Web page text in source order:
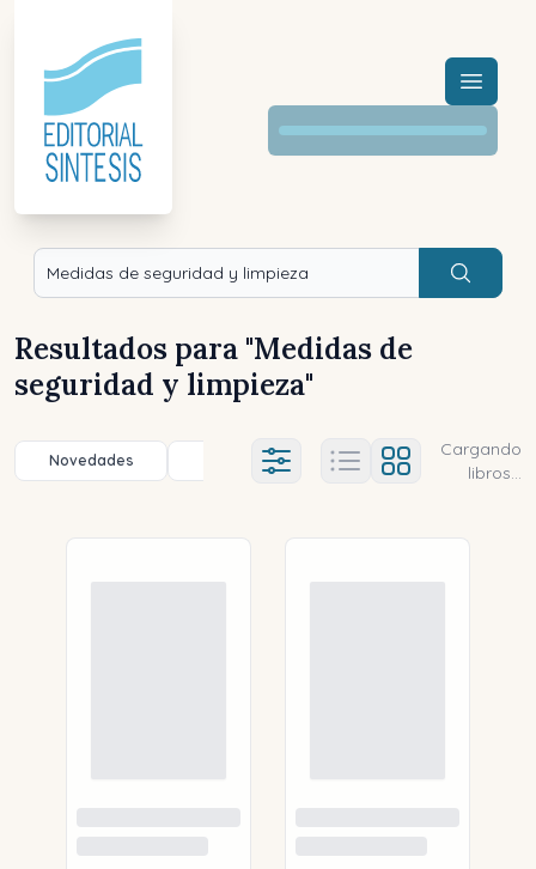
Menú
Buscar
Resultados para "Medidas de
seguridad y limpieza"
Novedades Título (a-z) Título (z-a)
Ajustes abierto
Cargando
libros...